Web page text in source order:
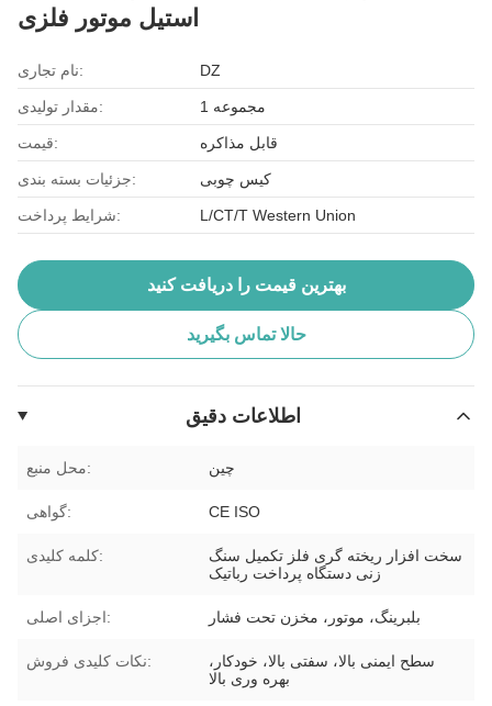
استیل موتور فلزی
نام تجاری: DZ
مقدار تولیدی: 1 مجموعه
قیمت: قابل مذاکره
جزئیات بسته بندی: کیس چوبی
شرایط پرداخت: L/CT/T Western Union
بهترین قیمت را دریافت کنید
حالا تماس بگیرید
اطلاعات دقیق
محل منبع: چین
گواهی: CE ISO
کلمه کلیدی:
سخت افزار ریخته گری فلز تکمیل سنگ
زنی دستگاه پرداخت رباتیک
اجزای اصلی: بلبرینگ، موتور، مخزن تحت فشار
نکات کلیدی فروش:
سطح ایمنی بالا، سفتی بالا، خودکار،
بهره وری بالا